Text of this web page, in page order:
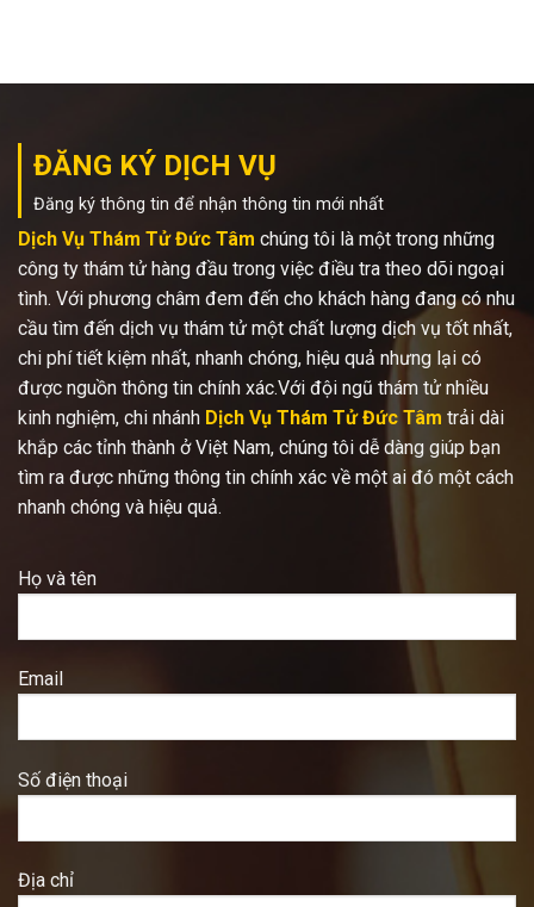
ĐĂNG KÝ DỊCH VỤ
Đăng ký thông tin để nhận thông tin mới nhất
Dịch Vụ Thám Tử Đức Tâm chúng tôi là một trong những
công ty thám tử hàng đầu trong việc điều tra theo dõi ngoại
tình. Với phương châm đem đến cho khách hàng đang có nhu
cầu tìm đến dịch vụ thám tử một chất lượng dịch vụ tốt nhất,
chi phí tiết kiệm nhất, nhanh chóng, hiệu quả nhưng lại có
được nguồn thông tin chính xác.Với đội ngũ thám tử nhiều
kinh nghiệm, chi nhánh Dịch Vụ Thám Tử Đức Tâm trải dài
khắp các tỉnh thành ở Việt Nam, chúng tôi dễ dàng giúp bạn
tìm ra được những thông tin chính xác về một ai đó một cách
nhanh chóng và hiệu quả.
Họ và tên
Email
Số điện thoại
Địa chỉ